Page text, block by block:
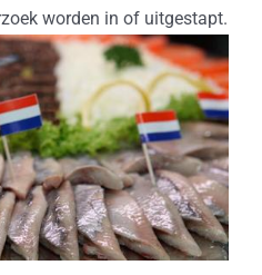
worden in of uitgestapt.